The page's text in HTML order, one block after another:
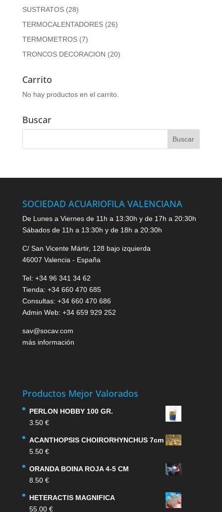
SUSTRATOS (28)
TERMOCALENTADORES (26)
TERMOMETROS (7)
TRONCOS DECORACION (20)
Carrito
No hay productos en el carrito.
Buscar
SOCIEDAD ACUARIOFILA VALENCIANA
De Lunes a Viernes de 11h a 13:30h y de 17h a 20:30h
Sábados de 11h a 13:30h y de 18h a 20:30h
C/ San Vicente Mártir, 128 bajo izquierda
46007 Valencia - España
Tel: +34 96 341 34 62
Tienda: +34 660 470 685
Consultas: +34 660 470 686
Admin Web: +34 659 929 252
sav@socav.com
más información
Productos Mejor Valorados
PERLON HOBBY 100 GR.
3.50 €
ACANTHOPSIS CHOIRORHYNCHUS 7cm
5.50 €
ORANDA BOINA ROJA 4-5 CM
8.50 €
HETERACTIS MAGNIFICA
55.00 €